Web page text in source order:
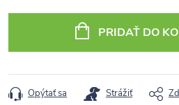
cena:
PRIDAŤ DO
Opýtať sa Strážiť